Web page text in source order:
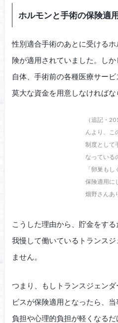
ホルモンと手術の保険適
性別適合手術のあとに受ける
険が適用されていました。し
自体、手術前の各種医療サー
莫大な資金を用意しなければな
（追記・
んより、こ
制度として
なっている
「卵巣も
保険適用に
畑野さんあ
こうした理由から、貯金をす
我慢して働いているトランス
ません。
つまり、もしトランスジェン
ビスが保険適用となったら、
負担や心理的負担が軽くなる